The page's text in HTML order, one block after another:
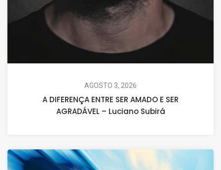
AGOSTO 3, 2026
A DIFERENÇA ENTRE SER AMADO E SER
AGRADÁVEL – Luciano Subirá